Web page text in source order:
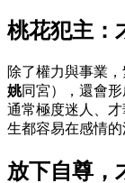
桃花犯主：
除了權力與事業
姚同宮），還會形
通常極度迷人、
生都容易在感情的
放下自尊，